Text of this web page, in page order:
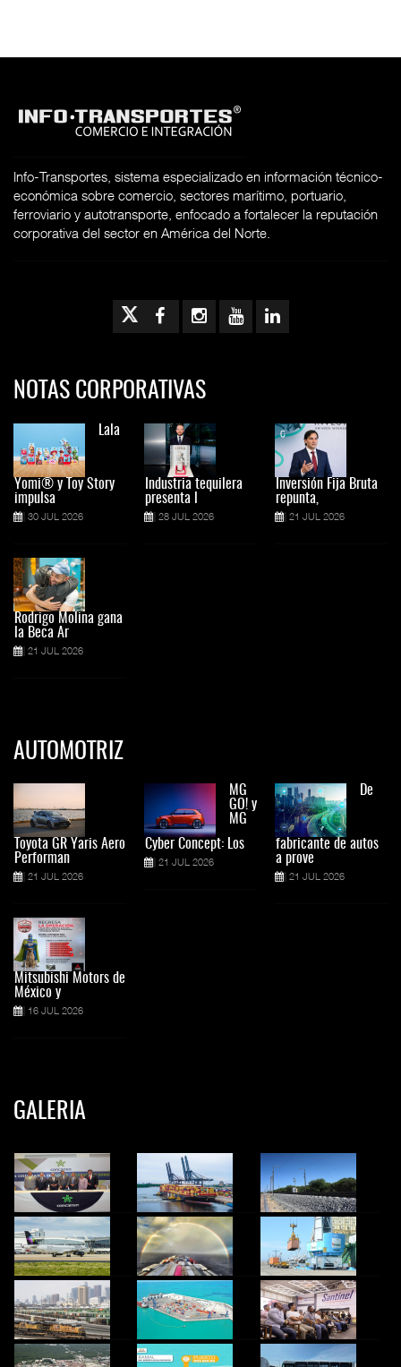
Info-Transportes, sistema especializado en información técnico-
económica sobre comercio, sectores marítimo, portuario,
ferroviario y autotransporte, enfocado a fortalecer la reputación
corporativa del sector en América del Norte.
NOTAS CORPORATIVAS
Lala
Yomi® y Toy Story
impulsa
30 JUL 2026
Rodrigo Molina gana
la Beca Ar
21 JUL 2026
Industria tequilera
presenta l
28 JUL 2026
Inversión Fija Bruta
repunta,
21 JUL 2026
AUTOMOTRIZ
Toyota GR Yaris Aero
Performan
21 JUL 2026
Mitsubishi Motors de
México y
16 JUL 2026
MG
GO! y
MG
Cyber Concept: Los
21 JUL 2026
De
fabricante de autos
a prove
21 JUL 2026
GALERIA